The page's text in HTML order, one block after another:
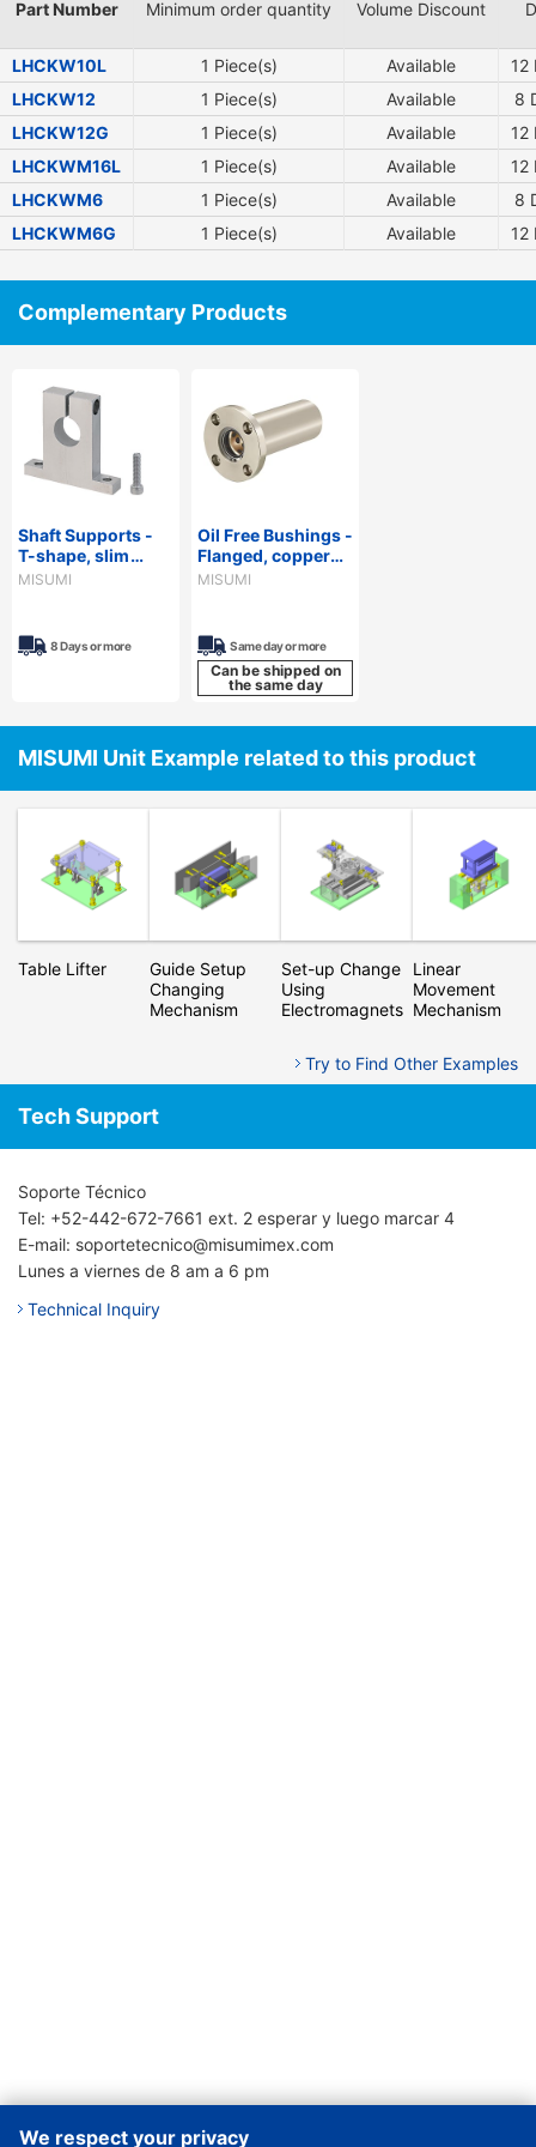
We respect your privacy
Part Number Minimum order quantity Volume Discount
LHCKW10L 1 Piece(s) Available 12
LHCKW12
1 Piece(s) Available 8
LHCKW12G
1 Piece(s) Available 12
LHCKWM16L
1 Piece(s) Available 12
LHCKWM6
1 Piece(s) Available 8
LHCKWM6G
1 Piece(s) Available 12
Complementary Products
Shaft Supports -
T-shape, slim
body, with top
screw.
MISUMI
8 Days or more
Oil Free Bushings -
Flanged, copper
alloy.
MISUMI
Same day or more
Can be shipped on
the same day
MISUMI Unit Example related to this product
Table Lifter
Guide Setup
Changing
Mechanism
Set-up Change
Using
Electromagnets
Linear
Movement
Mechanism
Try to Find Other Examples
Tech Support
Soporte Técnico
Tel: +52-442-672-7661 ext. 2 esperar y luego marcar 4
E-mail: soportetecnico@misumimex.com
Lunes a viernes de 8 am a 6 pm
Technical Inquiry